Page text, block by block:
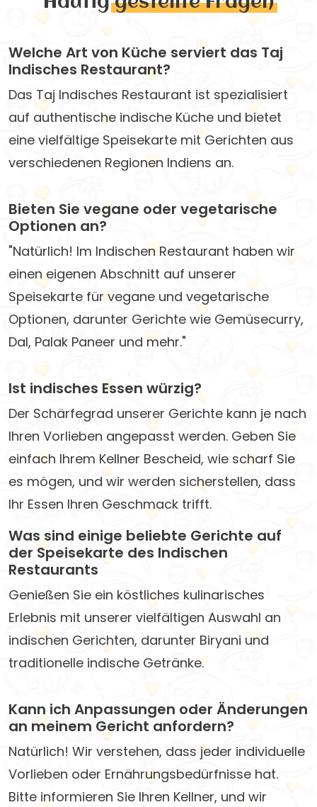
Welche Art von Küche serviert das Taj
Indisches Restaurant?
Das Taj Indisches Restaurant ist spezialisiert
auf authentische indische Küche und bietet
eine vielfältige Speisekarte mit Gerichten aus
verschiedenen Regionen Indiens an.
Bieten Sie vegane oder vegetarische
Optionen an?
"Natürlich! Im Indischen Restaurant haben wir
einen eigenen Abschnitt auf unserer
Speisekarte für vegane und vegetarische
Optionen, darunter Gerichte wie Gemüsecurry,
Dal, Palak Paneer und mehr."
Ist indisches Essen würzig?
Der Schärfegrad unserer Gerichte kann je nach
Ihren Vorlieben angepasst werden. Geben Sie
einfach Ihrem Kellner Bescheid, wie scharf Sie
es mögen, und wir werden sicherstellen, dass
Ihr Essen Ihren Geschmack trifft.
Was sind einige beliebte Gerichte auf
der Speisekarte des Indischen
Restaurants
Genießen Sie ein köstliches kulinarisches
Erlebnis mit unserer vielfältigen Auswahl an
indischen Gerichten, darunter Biryani und
traditionelle indische Getränke.
Kann ich Anpassungen oder Änderungen
an meinem Gericht anfordern?
Natürlich! Wir verstehen, dass jeder individuelle
Vorlieben oder Ernährungsbedürfnisse hat.
Bitte informieren Sie Ihren Kellner, und wir